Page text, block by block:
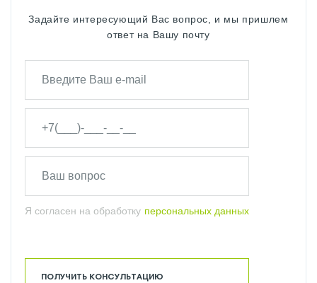
Задайте интересующий Вас вопрос, и мы пришлем
ответ на Вашу почту
Я согласен на обработку персональных данных
ПОЛУЧИТЬ КОНСУЛЬТАЦИЮ